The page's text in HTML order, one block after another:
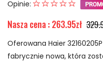
Opinie:
Nasza cena : 263.95zł
Oferowana Haier
fabrycznie nowa, która